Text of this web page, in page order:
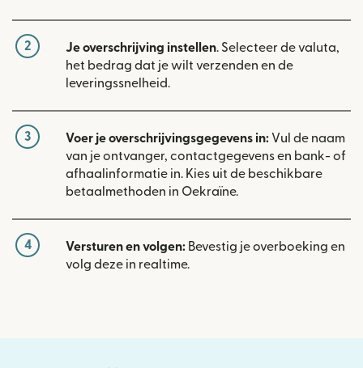
2 Je overschrijving instellen. Selecteer de valuta,
het bedrag dat je wilt verzenden en de
leveringssnelheid.
3 Voer je overschrijvingsgegevens in: Vul de naam
van je ontvanger, contactgegevens en bank- of
afhaalinformatie in. Kies uit de beschikbare
betaalmethoden in Oekraïne.
4 Versturen en volgen: Bevestig je overboeking en
volg deze in realtime.